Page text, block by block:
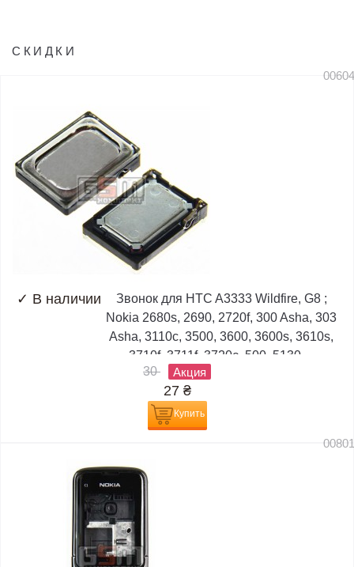
СКИДКИ
✓ В наличии
Звонок для HTC A3333 Wildfire, G8 ;
Nokia 2680s, 2690, 2720f, 300 Asha, 303
Asha, 3110c, 3500, 3600, 3600s, 3610s,
3710f, 3711f, 3720c, 500, 5130,...
30
Акция
27 ₴
Купить